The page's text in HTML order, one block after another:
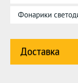
Фонарики
Доставка